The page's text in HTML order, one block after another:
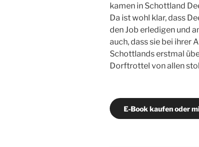
kamen in Schottland
Da ist wohl klar, dass
den Job erledigen und
auch, dass sie bei ihrer
Schottlands erstmal
Dorftrottel von allen
E-Book kaufen oder